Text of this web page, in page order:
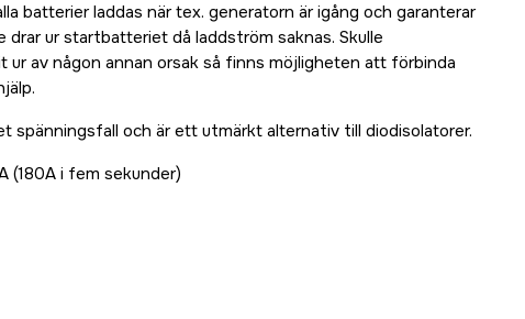
batterier laddas när tex. generatorn är igång och garanterar
ur startbatteriet då laddström saknas. Skulle
av någon annan orsak så finns möjligheten att förbinda
spänningsfall och är ett utmärkt alternativ till diodisolatorer.
(180A i fem sekunder)